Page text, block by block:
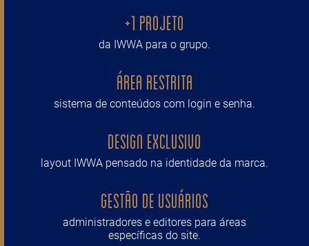
+1 projeto
da IWWA para o grupo.
Área Restrita
sistema de conteúdos com login e senha.
Design Exclusivo
layout IWWA pensado na identidade da marca.
Gestão de usuários
administradores e editores para áreas
específicas do site.